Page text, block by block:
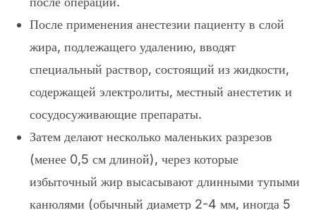
После применения анестезии пациенту в слой
жира, подлежащего удалению, вводят
специальный раствор, состоящий из жидкости,
содержащей электролиты, местный анестетик и
сосудосуживающие препараты.
Затем делают несколько маленьких разрезов
(менее 0,5 см длиной), через которые
избыточный жир высасывают длинными тупыми
канюлями (обычный диаметр 2-4 мм, иногда 5